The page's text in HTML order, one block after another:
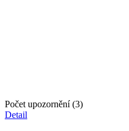
Počet upozornění (3)
Detail